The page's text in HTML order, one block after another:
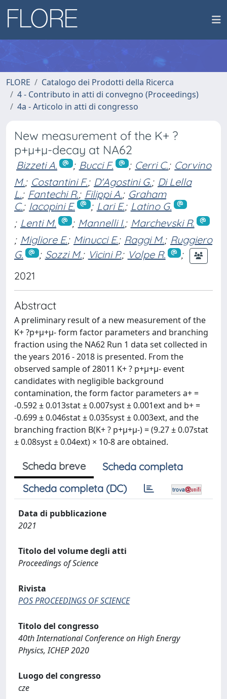
FLORE
Catalogo dei Prodotti della Ricerca
4 - Contributo in atti di convegno (Proceedings)
4a - Articolo in atti di congresso
New measurement of the K+ ?
p+µ+µ-decay at NA62
Bizzeti A. ; Bucci F. ; Cerri C.; Corvino
M.; Costantini F.; D'Agostini G.; Di Lella
L.; Fantechi R.; Filippi A.; Graham
C.; Iacopini E. ; Lari E.; Latino G.
; Lenti M. ; Mannelli I.; Marchevski R.
; Migliore E.; Minucci E.; Raggi M.; Ruggiero
G.
; Sozzi M.; Vicini P.; Volpe R.
;
2021
Abstract
A preliminary result of a new measurement of the
K+ ?p+µ+µ- form factor parameters and branching
fraction using the NA62 Run 1 data set collected in
the years 2016 - 2018 is presented. From the
observed sample of 28011 K+ ? p+µ+µ- event
candidates with negligible background
contamination, the form factor parameters a+ =
-0.592 ± 0.013stat ± 0.007syst ± 0.001ext and b+ =
-0.699 ± 0.046stat ± 0.035syst ± 0.003ext, and the
branching fraction B(K+ ? p+µ+µ-) = (9.27 ± 0.07stat
± 0.08syst ± 0.04ext) × 10-8 are obtained.
Scheda breve
Scheda completa
Scheda completa (DC)
Data di pubblicazione
2021
Titolo del volume degli atti
Proceedings of Science
Rivista
POS PROCEEDINGS OF SCIENCE
Titolo del congresso
40th International Conference on High Energy
Physics, ICHEP 2020
Luogo del congresso
cze